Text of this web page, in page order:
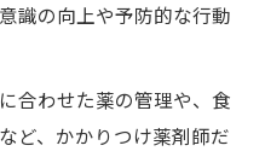
識の向上や予防的な行動
合わせた薬の管理や、食
ど、かかりつけ薬剤師だ